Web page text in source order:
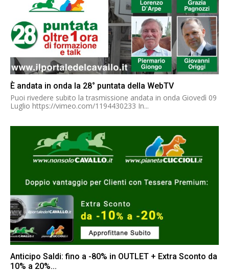
È andata in onda la 28° puntata della WebTV
Puoi rivedere subito la trasmissione andata in onda Giovedì 09
Luglio https://vimeo.com/1194430233 In...
Anticipo Saldi: fino a -80% in OUTLET + Extra Sconto da
10% a 20%...